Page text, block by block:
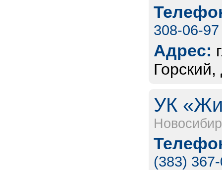
308-06-97
Адрес:
УК
(383)